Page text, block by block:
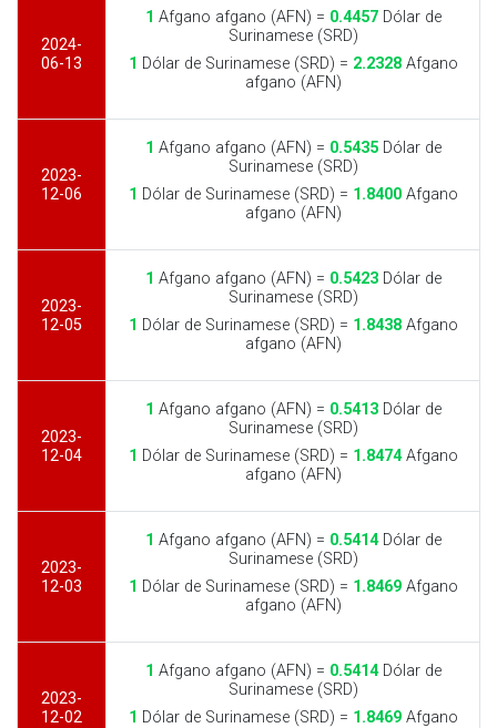
2024-
06-13
1 Afgano afgano (AFN) = 0.4457Dólar de
Surinamese (SRD)
1 Dólar de Surinamese (SRD) = 2.2328Afgano
afgano (AFN)
2023-
12-06
1 Afgano afgano (AFN) = 0.5435Dólar de
Surinamese (SRD)
1 Dólar de Surinamese (SRD) = 1.8400Afgano
afgano (AFN)
2023-
12-05
1 Afgano afgano (AFN) = 0.5423Dólar de
Surinamese (SRD)
1 Dólar de Surinamese (SRD) = 1.8438Afgano
afgano (AFN)
2023-
12-04
1 Afgano afgano (AFN) = 0.5413Dólar de
Surinamese (SRD)
1 Dólar de Surinamese (SRD) = 1.8474Afgano
afgano (AFN)
2023-
12-03
1 Afgano afgano (AFN) = 0.5414Dólar de
Surinamese (SRD)
1 Dólar de Surinamese (SRD) = 1.8469Afgano
afgano (AFN)
2023-
12-02
1 Afgano afgano (AFN) = 0.5414Dólar de
Surinamese (SRD)
1 Dólar de Surinamese (SRD) = 1.8469Afgano